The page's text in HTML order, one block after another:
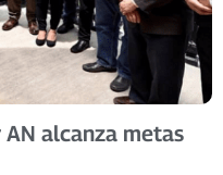
alcanza metas